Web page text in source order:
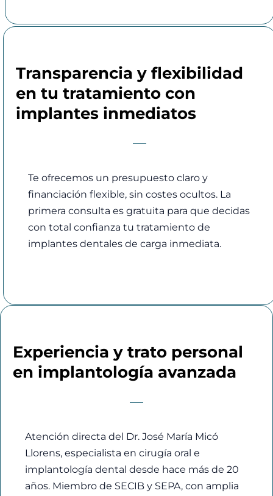
Transparencia y flexibilidad
en tu tratamiento con
implantes inmediatos
Te ofrecemos un presupuesto claro y
financiación flexible, sin costes ocultos. La
primera consulta es gratuita para que decidas
con total confianza tu tratamiento de
implantes dentales de carga inmediata.
Experiencia y trato personal
en implantología avanzada
Atención directa del Dr. José María Micó
Llorens, especialista en cirugía oral e
implantología dental desde hace más de 20
años. Miembro de SECIB y SEPA, con amplia